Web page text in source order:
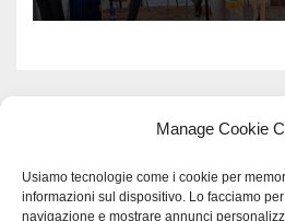
Manage Cookie
Usiamo tecnologie come i cookie per
informazioni sul dispositivo. Lo facciamo
navigazione e mostrare annunci